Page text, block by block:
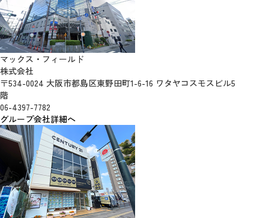
マックス・フィールド
株式会社
〒534-0024 大阪市都島区東野田町1-6-16 ワタヤコスモスビル5
階
06-4397-7782
グループ会社詳細へ